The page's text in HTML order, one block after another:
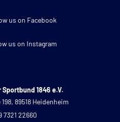
us on Facebook
us on Instagram
1846 e.V.
89518 Heidenheim
7321 22660